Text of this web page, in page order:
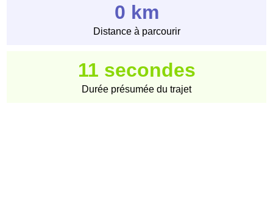
0 km
Distance à parcourir
11 secondes
Durée présumée du trajet